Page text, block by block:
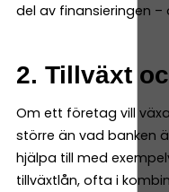
del av finansieringen
2. Tillväxt
Om ett företag vill
större än vad banken
hjälpa till med
tillväxtlån, ofta i